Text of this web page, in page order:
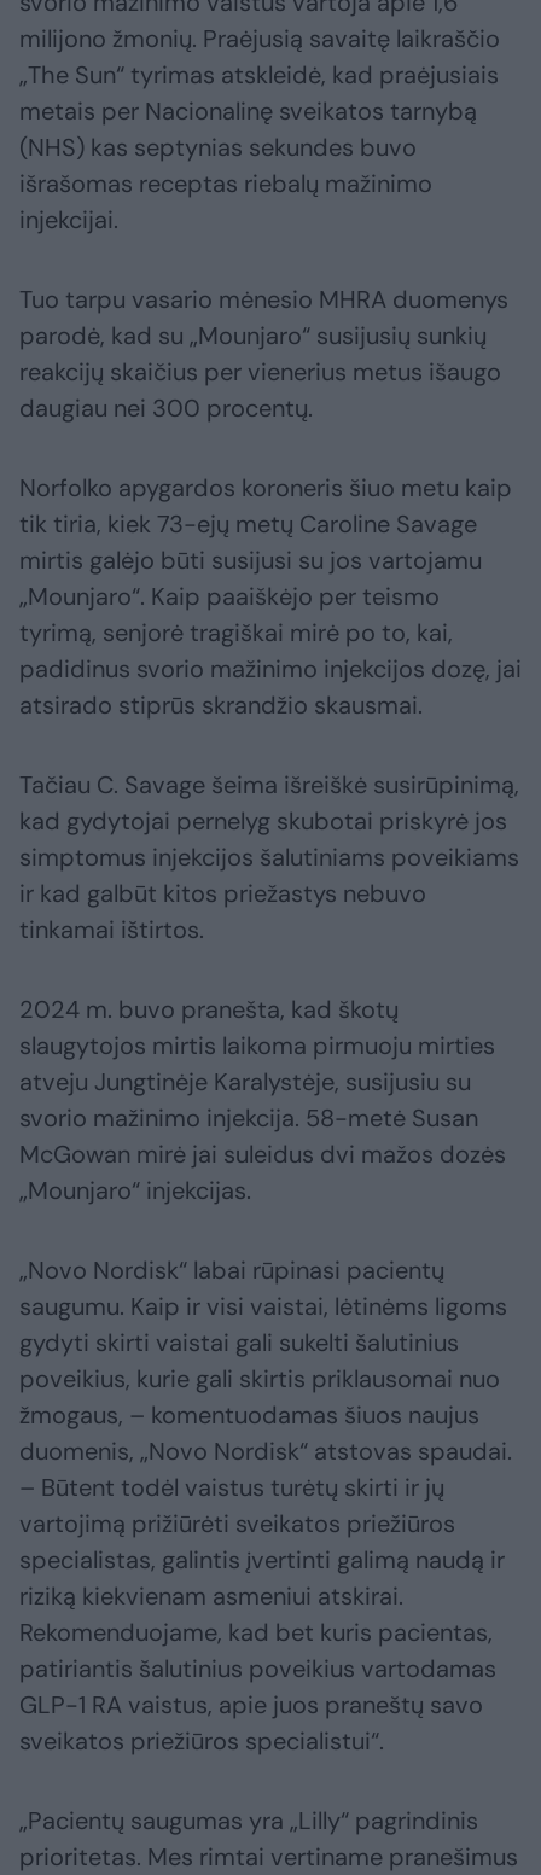
milijono žmonių. Praėjusią savaitę laikraščio
„The Sun“ tyrimas atskleidė, kad praėjusiais
metais per Nacionalinę sveikatos tarnybą
(NHS) kas septynias sekundes buvo
išrašomas receptas riebalų mažinimo
injekcijai.
Tuo tarpu vasario mėnesio MHRA duomenys
parodė, kad su „Mounjaro“ susijusių sunkių
reakcijų skaičius per vienerius metus išaugo
daugiau nei 300 procentų.
Norfolko apygardos koroneris šiuo metu kaip
tik tiria, kiek 73-ejų metų Caroline Savage
mirtis galėjo būti susijusi su jos vartojamu
„Mounjaro“. Kaip paaiškėjo per teismo
tyrimą, senjorė tragiškai mirė po to, kai,
padidinus svorio mažinimo injekcijos dozę, jai
atsirado stiprūs skrandžio skausmai.
Tačiau C. Savage šeima išreiškė susirūpinimą,
kad gydytojai pernelyg skubotai priskyrė jos
simptomus injekcijos šalutiniams poveikiams
ir kad galbūt kitos priežastys nebuvo
tinkamai ištirtos.
2024 m. buvo pranešta, kad škotų
slaugytojos mirtis laikoma pirmuoju mirties
atveju Jungtinėje Karalystėje, susijusiu su
svorio mažinimo injekcija. 58-metė Susan
McGowan mirė jai suleidus dvi mažos dozės
„Mounjaro“ injekcijas.
„Novo Nordisk“ labai rūpinasi pacientų
saugumu. Kaip ir visi vaistai, lėtinėms ligoms
gydyti skirti vaistai gali sukelti šalutinius
poveikius, kurie gali skirtis priklausomai nuo
žmogaus, – komentuodamas šiuos naujus
duomenis, „Novo Nordisk“ atstovas spaudai.
– Būtent todėl vaistus turėtų skirti ir jų
vartojimą prižiūrėti sveikatos priežiūros
specialistas, galintis įvertinti galimą naudą ir
riziką kiekvienam asmeniui atskirai.
Rekomenduojame, kad bet kuris pacientas,
patiriantis šalutinius poveikius vartodamas
GLP-1 RA vaistus, apie juos praneštų savo
sveikatos priežiūros specialistui“.
„Pacientų saugumas yra „Lilly“ pagrindinis
prioritetas. Mes rimtai vertiname pranešimus